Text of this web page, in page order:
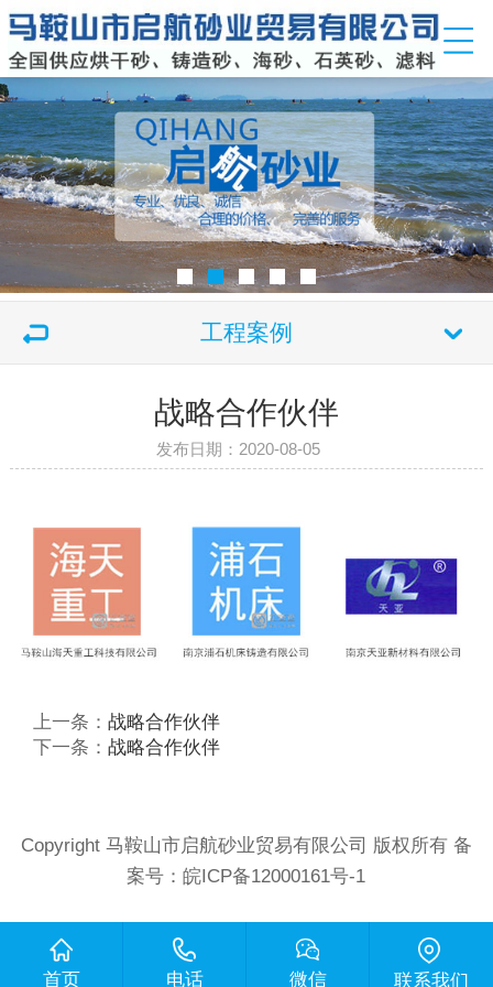
工程案例
战略合作伙伴
发布日期：2020-08-05
上一条：战略合作伙伴
下一条：战略合作伙伴
Copyright 马鞍山市启航砂业贸易有限公司 版权所有 备
案号：皖ICP备12000161号-1
首页 电话 微信 联系我们